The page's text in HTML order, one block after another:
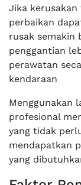
Jika kerusakan
perbaikan
rusak semakin
penggantian
perawatan
kendaraan
Menggunakan
profesional
yang tidak
mendapatkan
yang